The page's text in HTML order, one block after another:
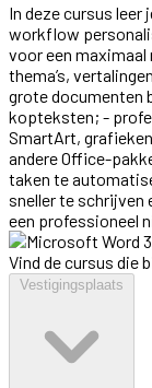
In deze cursus
workflow
voor een maximaal
thema’s,
grote documenten
kopteksten; -
SmartArt,
andere Office-
taken te
sneller te schrijven
een professioneel
Vind de cursus die
Vestigingsplaats